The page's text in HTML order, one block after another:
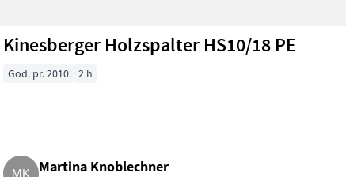
Kinesberger Holzspalter HS10/18 PE
God. pr. 2010 2 h
Martina Knoblechner